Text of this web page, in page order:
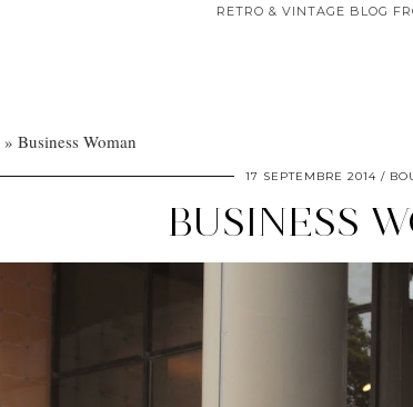
RETRO & VINTAGE BLOG
» Business Woman
17 SEPTEMBRE 2014
BUSINESS